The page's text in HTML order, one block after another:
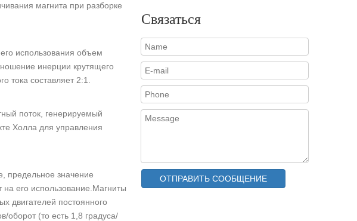
магнита при разборке
использования объем
инерции крутящего
тока составляет 2:1.
поток, генерируемый
Холла для управления
предельное значение
на его использование.Магниты
двигателей постоянного
оборот (то есть 1,8 градуса/
Неодимовый магнит N45 Arc
Связаться
ОТПРАВИТЬ СООБЩЕНИЕ